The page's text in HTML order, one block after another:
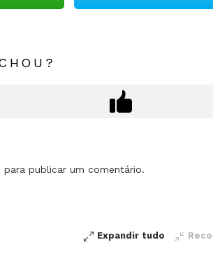
para publicar um comentário.
Expandir tudo